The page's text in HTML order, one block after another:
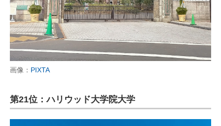
画像： PIXTA
第21位：ハリウッド大学院大学